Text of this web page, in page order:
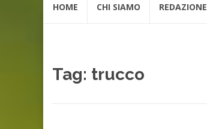
HOME CHI SIAMO REDAZIONE
Tag: trucco